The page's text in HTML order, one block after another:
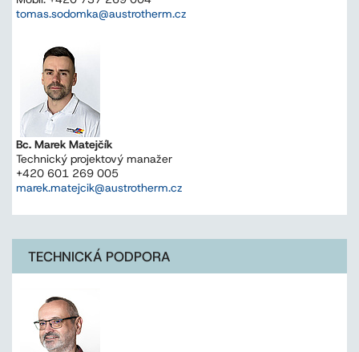
tomas.sodomka@austrotherm.cz
Bc. Marek Matejčík
Technický projektový manažer
+420 601 269 005
marek.matejcik@austrotherm.cz
TECHNICKÁ PODPORA